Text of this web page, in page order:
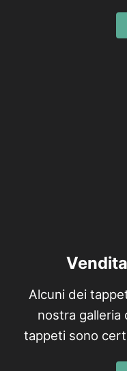
Alcuni dei
nostra galleria
tappeti sono